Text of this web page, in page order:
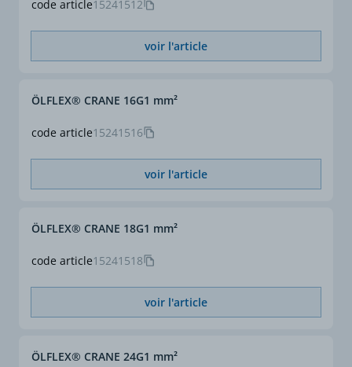
code article15241512
voir l'article
code article15241516
ÖLFLEX® CRANE 16G1 mm²
voir l'article
code article15241518
ÖLFLEX® CRANE 18G1 mm²
voir l'article
ÖLFLEX® CRANE 24G1 mm²